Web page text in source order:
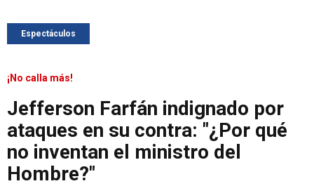
Espectáculos
¡No calla más!
Jefferson Farfán indignado por
ataques en su contra: "¿Por qué
no inventan el ministro del
Hombre?"